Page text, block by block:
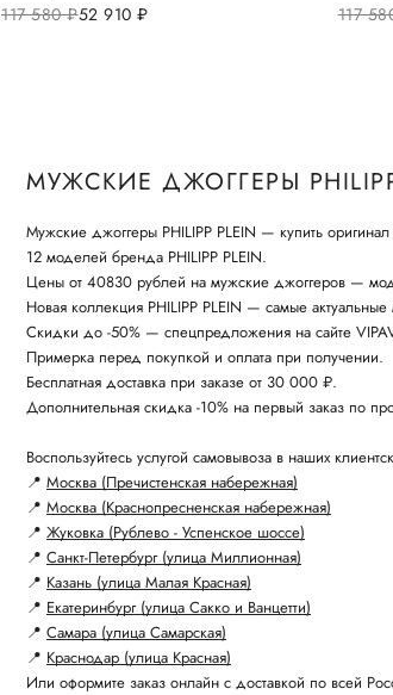
117 580руб.52 910 руб. 117
МУЖСКИЕ ДЖОГГЕРЫ
Мужские джоггеры PHILIPP PLEIN — купить оригинал
12 моделей бренда PHILIPP PLEIN.
Цены от 40830 рублей на мужские джоггеров —
Новая коллекция PHILIPP PLEIN — самые актуальные
Скидки до -50% — спецпредложения на сайте
Примерка перед покупкой и оплата при получении.
Бесплатная доставка при заказе от 30 000 ₽.
Дополнительная скидка -10% на первый заказ по
Воспользуйтесь услугой самовывоза в наших
📍 Москва (Пречистенская набережная)
📍 Москва (Краснопресненская набережная)
📍 Жуковка (Рублево - Успенское шоссе)
📍 Санкт-Петербург (улица Миллионная)
📍 Казань (улица Малая Красная)
📍 Екатеринбург (улица Сакко и Ванцетти)
📍 Самара (улица Самарская)
📍 Краснодар (улица Красная)
Или оформите заказ онлайн с доставкой по всей